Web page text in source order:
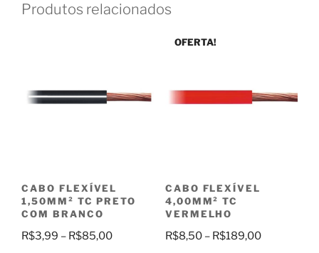
Produtos relacionados
CABO FLEXÍVEL
1,50MM² TC PRETO
COM BRANCO
R$3,99 – R$85,00Faixa
OFERTA!
CABO FLEXÍVEL
4,00MM² TC
VERMELHO
R$8,50 – R$189,00Faixa